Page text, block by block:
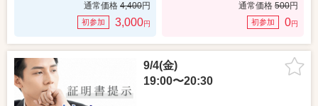
通常価格 4,400円
初参加 3,000円
通常価格 500円
初参加 0円
9/4(金)
19:00〜20:30